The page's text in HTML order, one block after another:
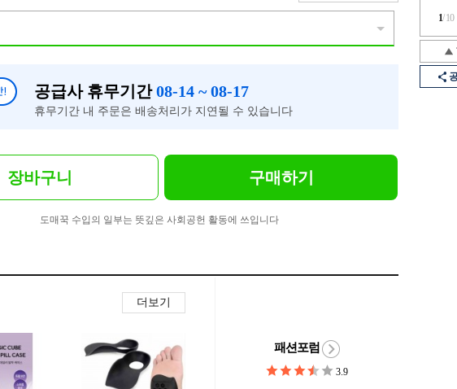
1/10
공급사 휴무기간08-14 ~ 08-17
휴무기간 내 주문은 배송처리가 지연될 수 있습니다
장바구니 구매하기
도매꾹 수입의 일부는 뜻깊은 사회공헌 활동에 쓰입니다
더보기
패션포럼
3.9